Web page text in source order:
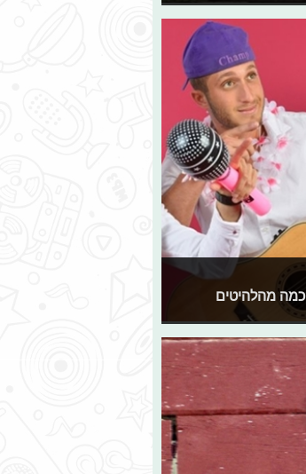
מהלהיטים